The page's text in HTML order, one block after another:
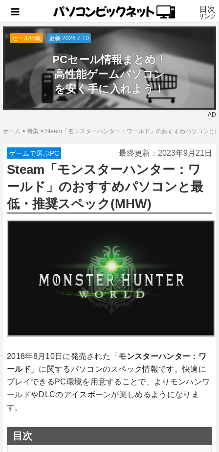
目次
リンク
セール情報 更新 2026.7.10
PCセール情報まとめ！
高性能ゲームパソコン
を安く手に入れよう！
AD
ホーム > 特集 > Steam「モンスターハンター：ワールド」のおすすめパソコンと
ゲームで選ぶPC 最終更新： 2023年9月21日
Steam「モンスターハンター：ワ
ールド」のおすすめパソコンと最
低・推奨スペック(MHW)
2018年8月10日に発売された「 モンスターハンター：ワ
ールド 」に関するパソコンのスペック情報です。快適に
プレイできるPC環境を用意することで、よりモンハンワ
ールドやDLCのアイスボーンが楽しめるようになりま
す。
目次